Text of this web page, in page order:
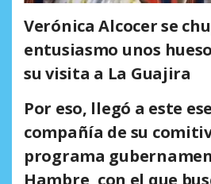
Verónica Alcocer se
entusiasmo unos
su visita a La Guajira
Por eso, llegó a este
compañía de su
programa
Hambre con el que